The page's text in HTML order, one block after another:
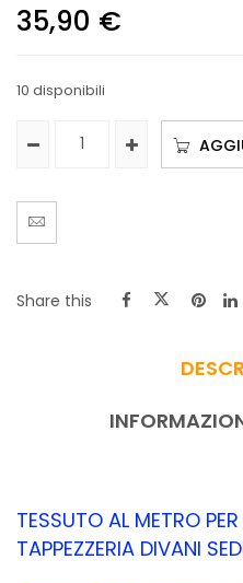
35,90 €
10 disponibili
Share this
TESSUTO AL METRO
TAPPEZZERIA DIVANI